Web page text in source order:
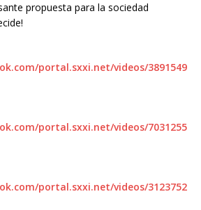
propuesta para la sociedad
portal.sxxi.net/videos/3891549
portal.sxxi.net/videos/7031255
portal.sxxi.net/videos/3123752